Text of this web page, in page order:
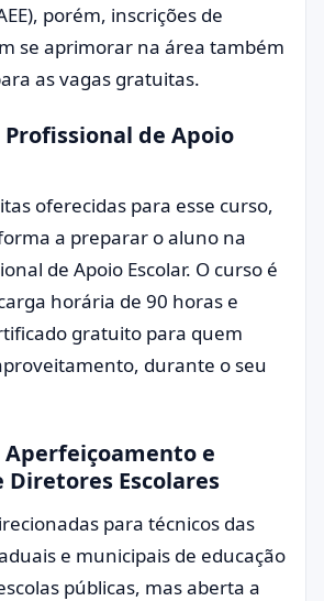
porém, inscrições de
se aprimorar na área também
as vagas gratuitas.
Profissional de Apoio
oferecidas para esse curso,
a preparar o aluno na
de Apoio Escolar. O curso é
horária de 90 horas e
gratuito para quem
durante o seu
Aperfeiçoamento e
Escolares
para técnicos das
e municipais de educação
públicas, mas aberta a